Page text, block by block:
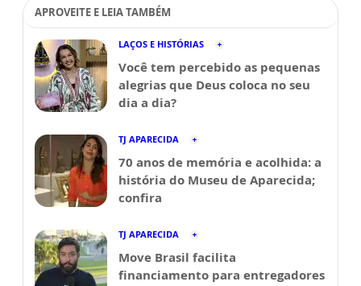
APROVEITE E LEIA TAMBÉM
LAÇOS E HISTÓRIAS
Você tem percebido as pequenas
alegrias que Deus coloca no seu
dia a dia?
TJ APARECIDA
70 anos de memória e acolhida: a
história do Museu de Aparecida;
confira
TJ APARECIDA
Move Brasil facilita
financiamento para entregadores